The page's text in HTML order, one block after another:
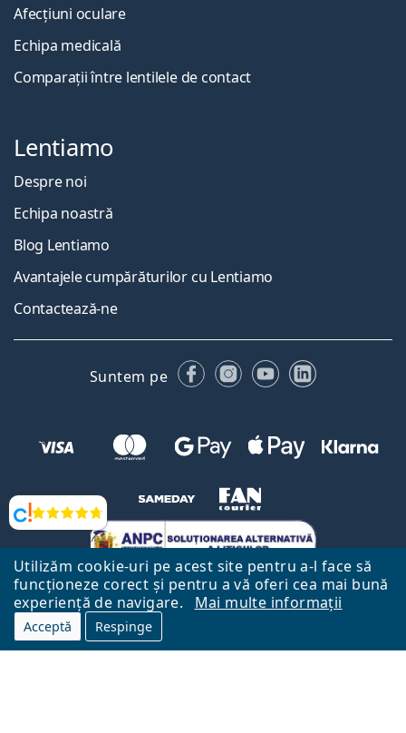
Utilizăm cookie-uri pe acest site pentru a-l face să
funcționeze corect și pentru a vă oferi cea mai bună
experiență de navigare.
Mai multe informații
Acceptă Respinge
Opinii
Afecțiuni oculare
Echipa medicală
Comparații între lentilele de contact
Lentiamo
Despre noi
Echipa noastră
Blog Lentiamo
Avantajele cumpărăturilor cu Lentiamo
Contactează-ne
Suntem pe FacebookInstagram
YouTubeLinkedIn